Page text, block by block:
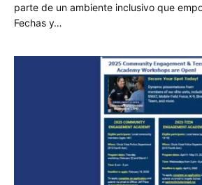
parte de un ambiente inclusivo que
Fechas y…